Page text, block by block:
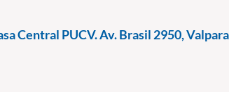
Central PUCV. Av. Brasil 2950,